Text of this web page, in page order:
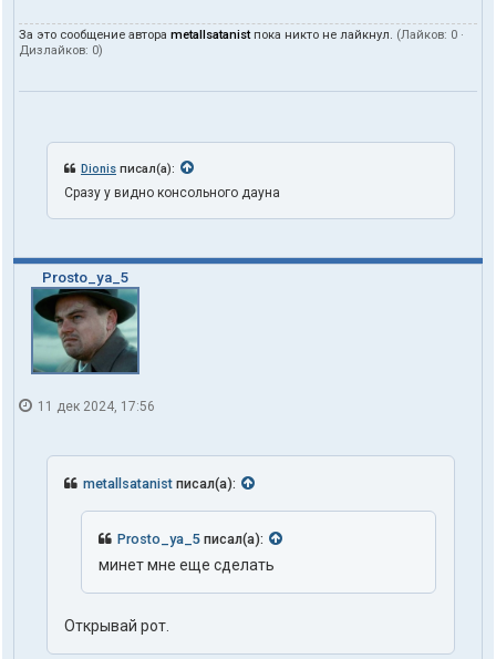
За это сообщение автора metallsatanistпока никто не лайкнул. (Лайков: 0 ·
Дизлайков: 0)
Dionis писал(а):
Сразу у видно консольного дауна
Prosto_ya_5
11 дек 2024, 17:56
metallsatanist писал(а):
Prosto_ya_5 писал(а):
минет мне еще сделать
Открывай рот.